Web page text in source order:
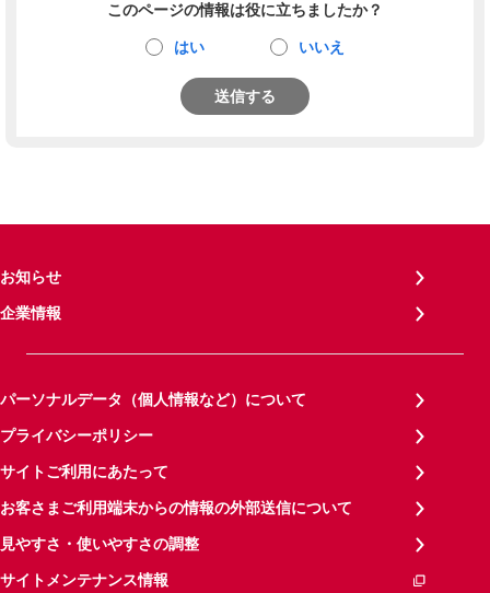
このページの情報は役に立ちましたか？
はい いいえ
送信する
お知らせ
企業情報
パーソナルデータ（個人情報など）について
プライバシーポリシー
サイトご利用にあたって
お客さまご利用端末からの情報の外部送信について
見やすさ・使いやすさの調整
サイトメンテナンス情報